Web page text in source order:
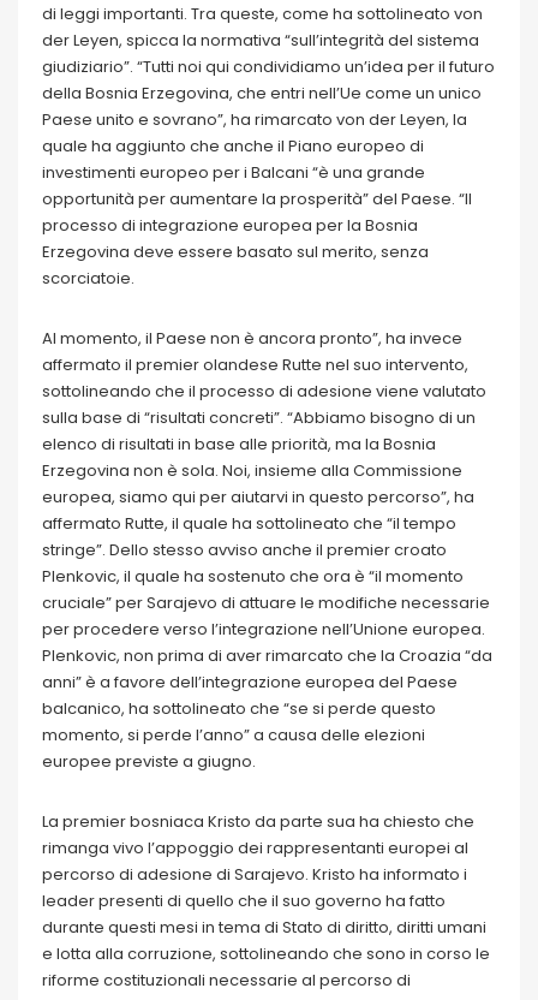
di leggi importanti. Tra queste, come ha sottolineato von
der Leyen, spicca la normativa “sull’integrità del sistema
giudiziario”. “Tutti noi qui condividiamo un’idea per il futuro
della Bosnia Erzegovina, che entri nell’Ue come un unico
Paese unito e sovrano”, ha rimarcato von der Leyen, la
quale ha aggiunto che anche il Piano europeo di
investimenti europeo per i Balcani “è una grande
opportunità per aumentare la prosperità” del Paese. “Il
processo di integrazione europea per la Bosnia
Erzegovina deve essere basato sul merito, senza
scorciatoie.
Al momento, il Paese non è ancora pronto”, ha invece
affermato il premier olandese Rutte nel suo intervento,
sottolineando che il processo di adesione viene valutato
sulla base di “risultati concreti”. “Abbiamo bisogno di un
elenco di risultati in base alle priorità, ma la Bosnia
Erzegovina non è sola. Noi, insieme alla Commissione
europea, siamo qui per aiutarvi in questo percorso”, ha
affermato Rutte, il quale ha sottolineato che “il tempo
stringe”. Dello stesso avviso anche il premier croato
Plenkovic, il quale ha sostenuto che ora è “il momento
cruciale” per Sarajevo di attuare le modifiche necessarie
per procedere verso l’integrazione nell’Unione europea.
Plenkovic, non prima di aver rimarcato che la Croazia “da
anni” è a favore dell’integrazione europea del Paese
balcanico, ha sottolineato che “se si perde questo
momento, si perde l’anno” a causa delle elezioni
europee previste a giugno.
La premier bosniaca Kristo da parte sua ha chiesto che
rimanga vivo l’appoggio dei rappresentanti europei al
percorso di adesione di Sarajevo. Kristo ha informato i
leader presenti di quello che il suo governo ha fatto
durante questi mesi in tema di Stato di diritto, diritti umani
e lotta alla corruzione, sottolineando che sono in corso le
riforme costituzionali necessarie al percorso di